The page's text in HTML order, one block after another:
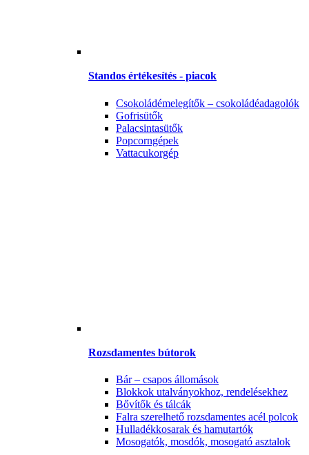
Standos értékesítés - piacok
Csokoládémelegítők – csokoládéadagolók
Gofrisütők
Palacsintasütők
Popcorngépek
Vattacukorgép
Rozsdamentes bútorok
Bár – csapos állomások
Blokkok utalványokhoz, rendelésekhez
Bővítők és tálcák
Falra szerelhető rozsdamentes acél polcok
Hulladékkosarak és hamutartók
Mosogatók, mosdók, mosogató asztalok